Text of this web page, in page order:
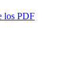
los PDF